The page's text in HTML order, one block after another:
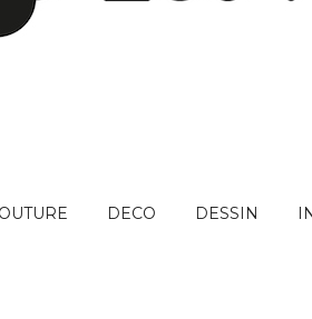
DECO DESSIN